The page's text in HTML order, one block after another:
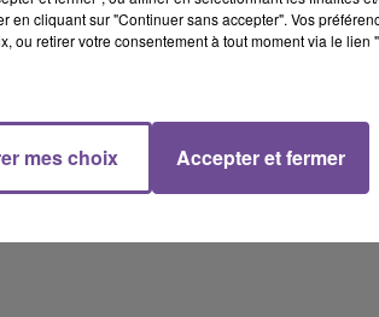
le compte du championnat de Nationale
jusqu'au vendredi 18 avril 2025 19h00.
en cliquant sur "Continuer sans accepter". Vos
ou retirer votre consentement à tout moment via le lien
mes choix Accepter et fermer